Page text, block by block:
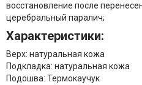
восстановление после
церебральный паралич;
Характеристики:
Верх: натуральная кожа
Подкладка: натуральная кожа
Подошва: Термокаучук